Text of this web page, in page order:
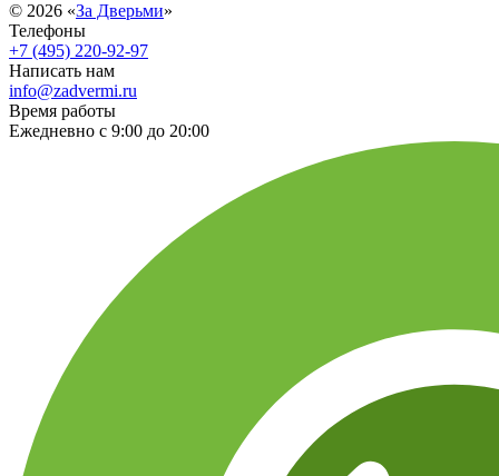
© 2026 «За Дверьми»
Телефоны
+7 (495) 220-92-97
Написать нам
info@zadvermi.ru
Время работы
Ежедневно с 9:00 до 20:00